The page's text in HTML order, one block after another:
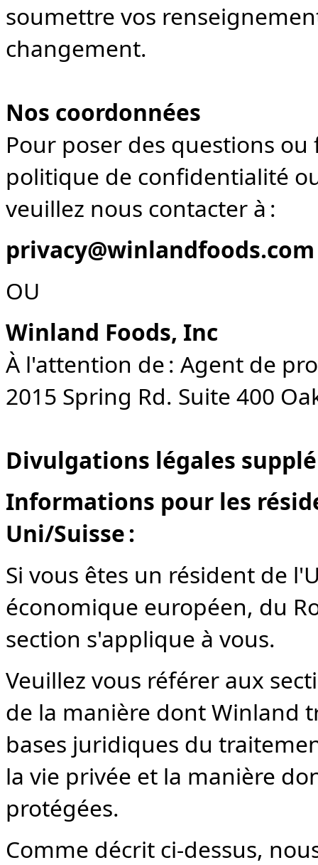
soumettre vos
changement.
Nos coordonnées
Pour poser des questions
politique de confidentialité
veuillez nous contacter à :
privacy@winlandfoods.com
OU
Winland Foods, Inc
À l'attention de : Agent de
2015 Spring Rd. Suite 400
Divulgations légales
Informations pour les
Uni/Suisse :
Si vous êtes un résident de
économique européen, du
section s'applique à vous.
Veuillez vous référer aux
de la manière dont Winland
bases juridiques du
la vie privée et la manière
protégées.
Comme décrit ci-dessus,